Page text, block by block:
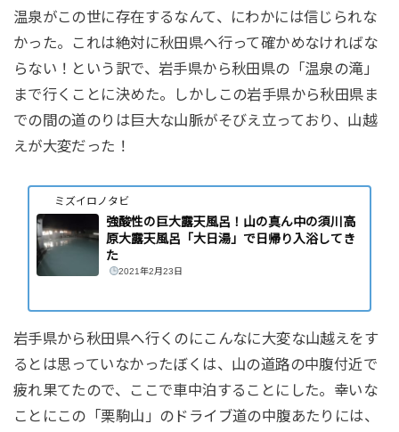
温泉がこの世に存在するなんて、にわかには信じられな
かった。これは絶対に秋田県へ行って確かめなければな
らない！という訳で、岩手県から秋田県の「温泉の滝」
まで行くことに決めた。しかしこの岩手県から秋田県ま
での間の道のりは巨大な山脈がそびえ立っており、山越
えが大変だった！
ミズイロノタビ
強酸性の巨大露天風呂！山の真ん中の須川高
原大露天風呂「大日湯」で日帰り入浴してき
た
2021年2月23日
岩手県から秋田県へ行くのにこんなに大変な山越えをす
るとは思っていなかったぼくは、山の道路の中腹付近で
疲れ果てたので、ここで車中泊することにした。幸いな
ことにこの「栗駒山」のドライブ道の中腹あたりには、